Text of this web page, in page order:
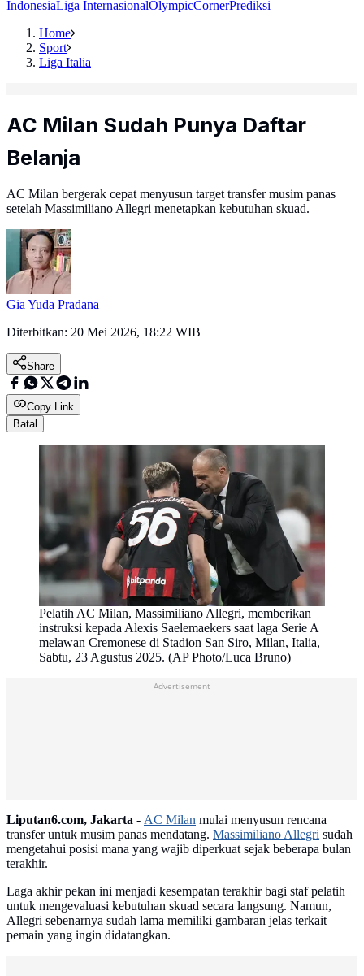
IndonesiaLiga InternasionalOlympicCornerPrediksi
Home
Sport
Liga Italia
AC Milan Sudah Punya Daftar
Belanja
AC Milan bergerak cepat menyusun target transfer musim panas
setelah Massimiliano Allegri menetapkan kebutuhan skuad.
Gia Yuda Pradana
Diterbitkan: 20 Mei 2026, 18:22 WIB
Share
Copy Link
Batal
Pelatih AC Milan, Massimiliano Allegri, memberikan
instruksi kepada Alexis Saelemaekers saat laga Serie A
melawan Cremonese di Stadion San Siro, Milan, Italia,
Sabtu, 23 Agustus 2025. (AP Photo/Luca Bruno)
Advertisement
Liputan6.com, Jakarta - AC Milan mulai menyusun rencana
transfer untuk musim panas mendatang. Massimiliano Allegri sudah
mengetahui posisi mana yang wajib diperkuat sejak beberapa bulan
terakhir.
Laga akhir pekan ini menjadi kesempatan terakhir bagi staf pelatih
untuk mengevaluasi kebutuhan skuad secara langsung. Namun,
Allegri sebenarnya sudah lama memiliki gambaran jelas terkait
pemain yang ingin didatangkan.